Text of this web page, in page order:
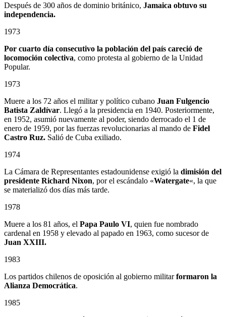
Después de 300 años de dominio británico, Jamaica obtuvo su
independencia.
1973
Por cuarto día consecutivo la población del país careció de
locomoción colectiva, como protesta al gobierno de la Unidad
Popular.
1973
Muere a los 72 años el militar y político cubano Juan Fulgencio
Batista Zaldívar. Llegó a la presidencia en 1940. Posteriormente,
en 1952, asumió nuevamente al poder, siendo derrocado el 1 de
enero de 1959, por las fuerzas revolucionarias al mando de Fidel
Castro Ruz. Salió de Cuba exiliado.
1974
La Cámara de Representantes estadounidense exigió la dimisión del
presidente Richard Nixon, por el escándalo «Watergate«, la que
se materializó dos días más tarde.
1978
Muere a los 81 años, el Papa Paulo VI, quien fue nombrado
cardenal en 1958 y elevado al papado en 1963, como sucesor de
Juan XXIII.
1983
Los partidos chilenos de oposición al gobierno militarformaron la
Alianza Democrática.
1985